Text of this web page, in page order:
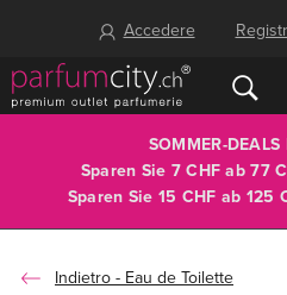
Accedere
SOMMER-
Sparen Sie 7 CHF ab 77
Sparen Sie 15 CHF ab 125
Eau de Toilette